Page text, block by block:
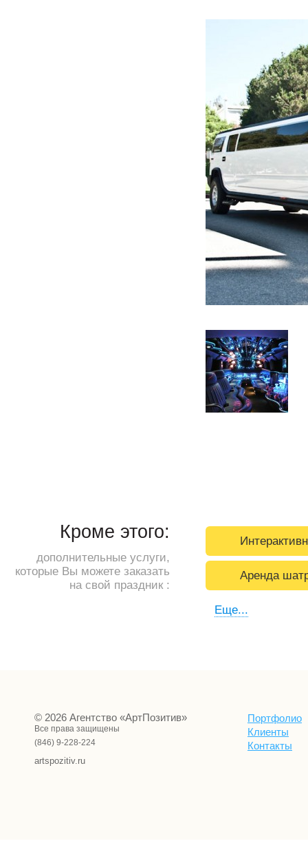
Кроме этого:
дополнительные услуги,
которые Вы можете заказать
на свой праздник :
Аренда
Еще...
© 2026 Агентство «АртПозитив»
Все права защищены
(846) 9-228-224
artspozitiv.ru
Портфолио
Клиенты
Контакты